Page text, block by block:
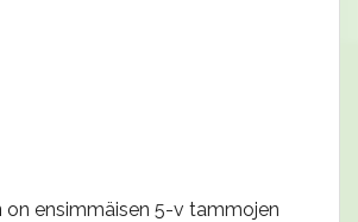
on ensimmäisen 5-v tammojen